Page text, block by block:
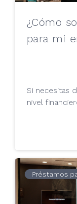
¿Cómo
para mi
Si necesitas
nivel
Préstamos